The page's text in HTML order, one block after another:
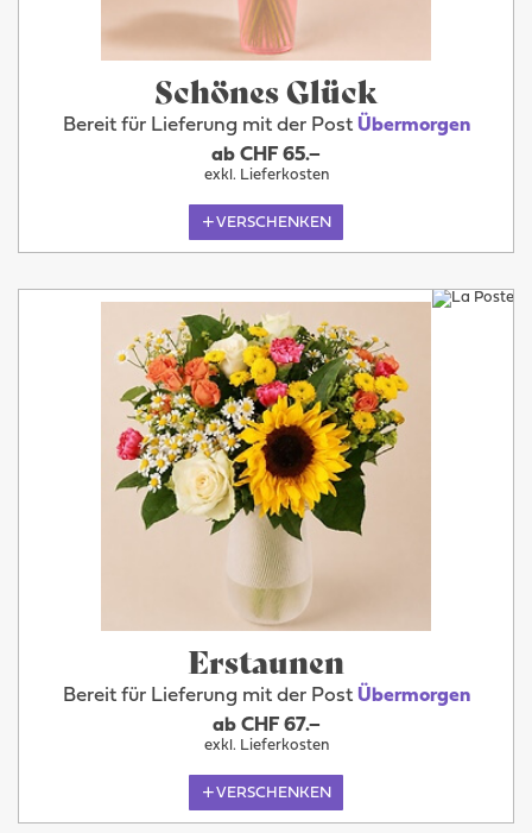
Schönes Glück
Bereit für Lieferung mit der Post Übermorgen
ab CHF 65.–
exkl. Lieferkosten
VERSCHENKEN
Erstaunen
Bereit für Lieferung mit der Post Übermorgen
ab CHF 67.–
exkl. Lieferkosten
VERSCHENKEN